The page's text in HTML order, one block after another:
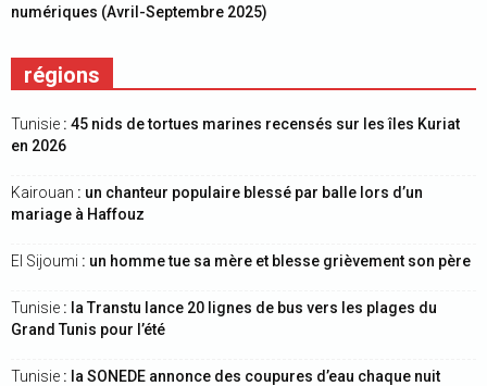
numériques (Avril-Septembre 2025)
régions
Tunisie : 45 nids de tortues marines recensés sur les îles Kuriat
en 2026
Kairouan : un chanteur populaire blessé par balle lors d’un
mariage à Haffouz
El Sijoumi : un homme tue sa mère et blesse grièvement son père
Tunisie : la Transtu lance 20 lignes de bus vers les plages du
Grand Tunis pour l’été
Tunisie : la SONEDE annonce des coupures d’eau chaque nuit